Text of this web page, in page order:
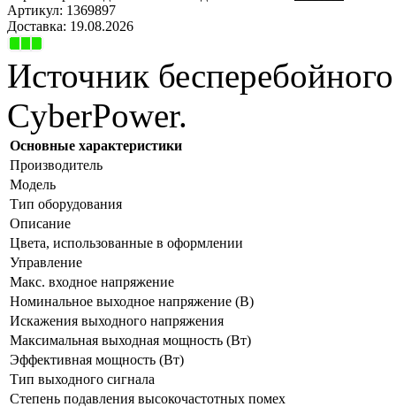
Артикул: 1369897
Доставка: 19.08.2026
Источник
CyberPower.
Основные характеристики
Производитель
Модель
Тип оборудования
Описание
Цвета, использованные в оформлении
Управление
Макс. входное напряжение
Номинальное выходное напряжение (В)
Искажения выходного напряжения
Максимальная выходная мощность (Вт)
Эффективная мощность (Вт)
Тип выходного сигнала
Степень подавления высокочастотных помех